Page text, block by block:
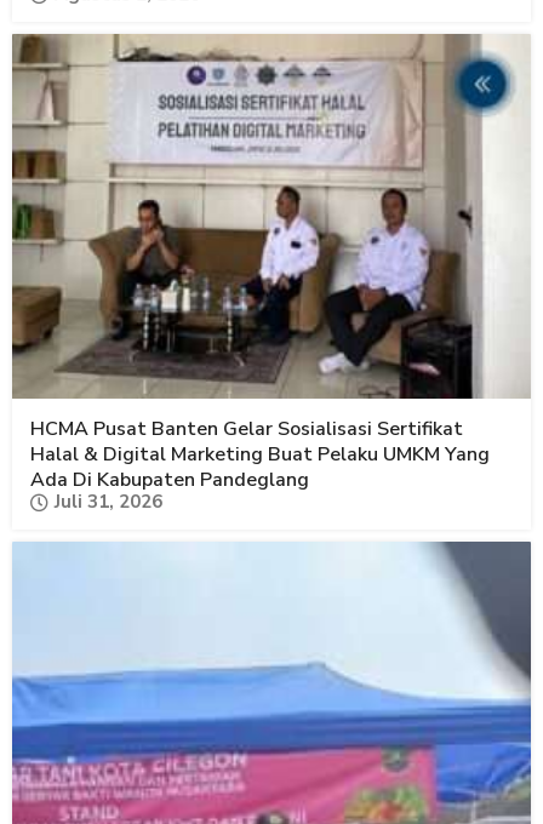
HCMA Pusat Banten Gelar Sosialisasi Sertifikat
Halal & Digital Marketing Buat Pelaku UMKM Yang
Ada Di Kabupaten Pandeglang
Juli 31, 2026